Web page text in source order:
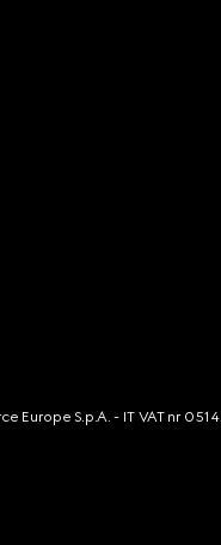
Europe S.p.A. - IT VAT nr